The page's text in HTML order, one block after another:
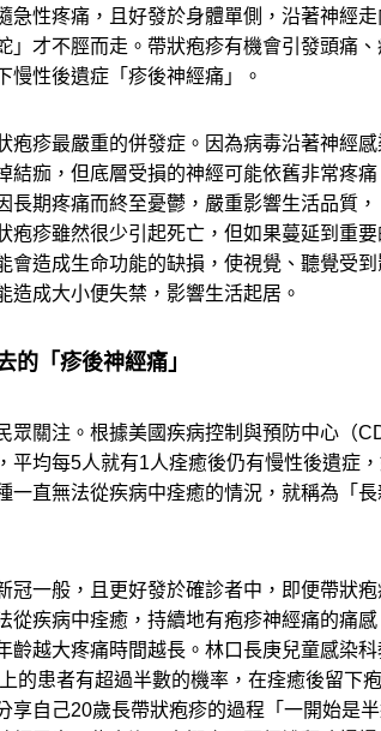
性疼痛，且好發於身體單側，沿著神經走
」才不脛而走。帶狀疱疹有機會引發頭痛
慢性後遺症「疹後神經痛」。
疱疹最嚴重的併發症。因為病毒沿著神經
結痂，但底層受損的神經可能依舊非常疼
長期疼痛而終至憂鬱，嚴重影響生活品質，
疱疹雖然很少引起死亡，但如果蔓延到重要
會造成生命功能的缺損，使視覺、聽覺受
造成大小便失禁，影響生活起居。
的「疹後神經痛」
眾關注。根據美國疾病控制與預防中心（
平均每5人就有1人痊癒後仍有慢性後遺症
一直無法從疾病中痊癒的情況，就稱為「
冠一般，且更好發於確診者中，即便帶狀
從疾病中痊癒，持續地有疱疹神經痛的痛
齡越大疼痛時間越長。林口長庚兒童感染
的患者有超過半數的機率，在痊癒後留下
享自己20歲長帶狀疱疹的過程「一開始是